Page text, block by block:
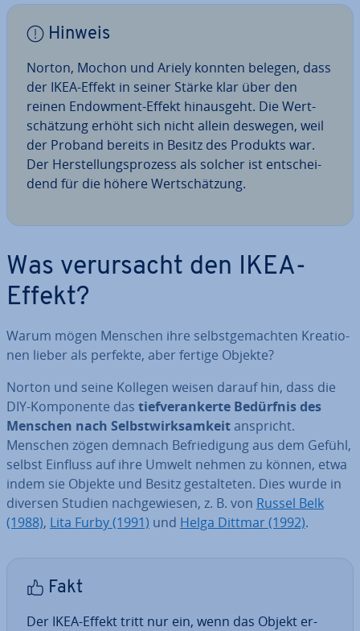
Hinweis
Norton, Mochon und Ariely konnten belegen, dass
der IKEA-Effekt in seiner Stärke klar über den
reinen Endowment-Effekt hin­aus­geht. Die Wert­
schät­zung erhöht sich nicht allein deswegen, weil
der Proband bereits in Besitz des Produkts war.
Der Her­stel­lungs­pro­zess als solcher ist ent­schei­
dend für die höhere Wert­schät­zung.
Was ver­ur­sacht den IKEA-
Effekt?
Warum mögen Menschen ihre selbst­ge­mach­ten Krea­tio­
nen lieber als perfekte, aber fertige Objekte?
Norton und seine Kollegen weisen darauf hin, dass die
DIY-Kom­po­nen­te das tief­ver­an­ker­te Bedürfnis des
Menschen nach Selbst­wirk­sam­keitanspricht.
Menschen zögen demnach Be­frie­di­gung aus dem Gefühl,
selbst Einfluss auf ihre Umwelt nehmen zu können, etwa
indem sie Objekte und Besitz ge­stal­te­ten. Dies wurde in
diversen Studien nach­ge­wie­sen, z. B. von Russel Belk
(1988), Lita Furby (1991) und Helga Dittmar (1992).
Fakt
Der IKEA-Effekt tritt nur ein, wenn das Objekt er­